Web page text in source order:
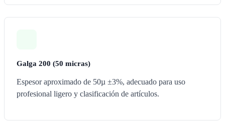
Galga 200 (50 micras)
Espesor aproximado de 50µ ±3%, adecuado para uso
profesional ligero y clasificación de artículos.